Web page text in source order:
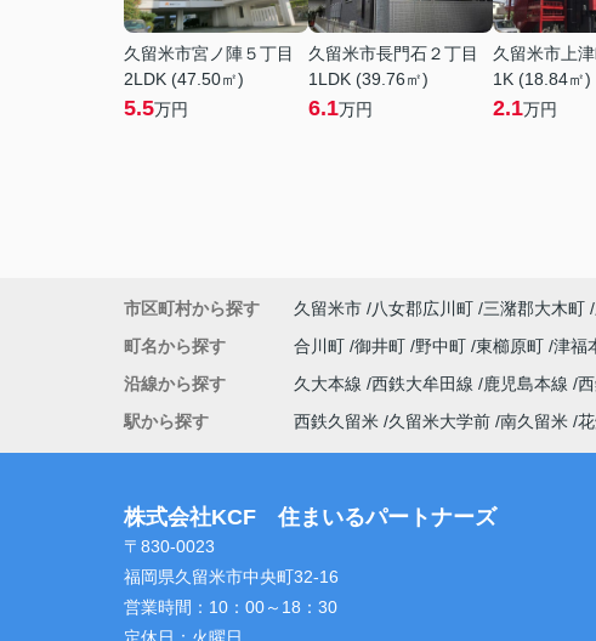
久留米市宮ノ陣５丁目
2LDK (47.50㎡)
5.5万円
久留米市長門石２丁目
1LDK (39.76㎡)
6.1万円
久留米市上
1K (18.84㎡)
2.1万円
市区町村から探す 久留米市 八女郡広川町 三潴郡大木町
町名から探す
合川町 御井町 野中町 東櫛原町 津福
沿線から探す
久大本線 西鉄大牟田線 鹿児島本線
駅から探す
西鉄久留米 久留米大学前 南久留米
株式会社KCF 住まいるパートナーズ
〒830-0023
福岡県久留米市中央町32-16
営業時間： 10：00～18：30